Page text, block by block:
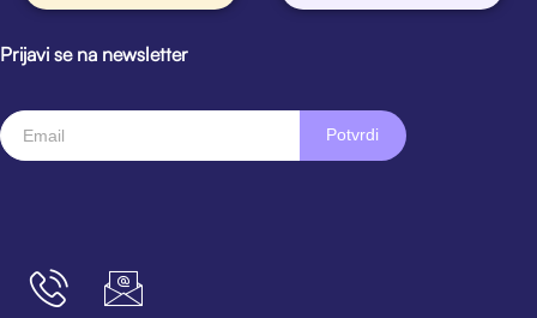
Prijavi se na newsletter